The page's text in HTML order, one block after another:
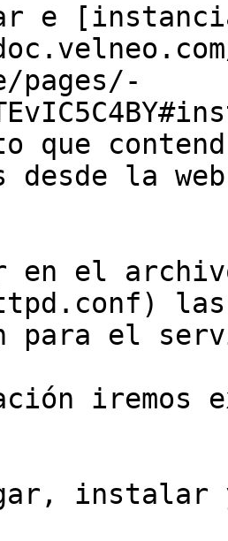
e
pages/-
que
desde la
en el
para el
iremos
instalar